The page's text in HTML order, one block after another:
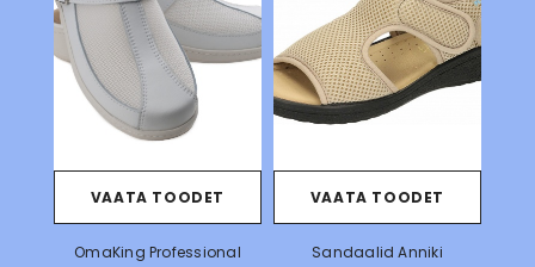
VAATA TOODET
OmaKing Professional
VAATA TOODET
Sandaalid Anniki